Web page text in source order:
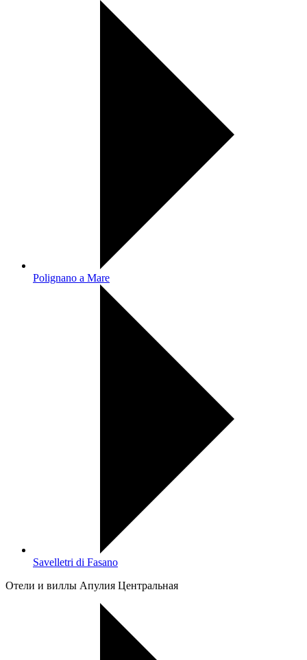
Polignano a Mare
Savelletri di Fasano
Oтели и виллы Апулия Центральная